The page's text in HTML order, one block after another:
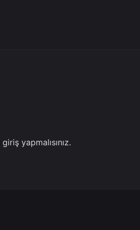
giriş yapmalısınız.